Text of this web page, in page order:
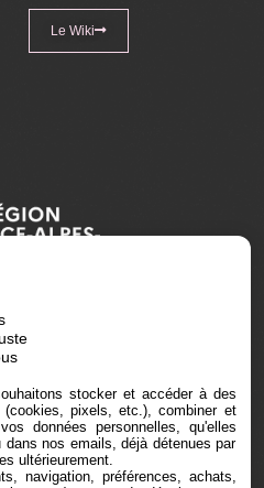
Le Wiki
stocker et accéder à des
pixels, etc.), combiner et
données personnelles, qu'elles
nos emails, déjà détenues par
ultérieurement.
navigation, préférences, achats,